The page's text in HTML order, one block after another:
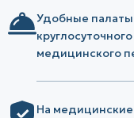
Удобные
медицинского
На медицинские